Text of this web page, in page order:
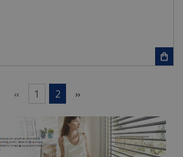
« 1 2 »